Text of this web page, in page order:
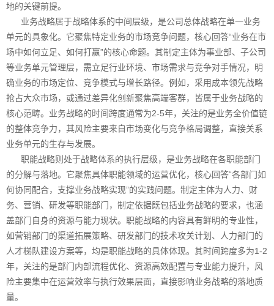
地的关键前提。
业务战略居于战略体系的中间层级，是公司总体战略在单一业务
单元的具象化。它聚焦特定业务的市场竞争问题，核心回答“业务在市
场中如何立足、如何打赢”的核心命题。其制定主体为事业部、子公司
等业务单元管理层，需立足行业环境、市场需求与竞争对手情况，明
确业务的市场定位、竞争模式与增长路径。例如，采用成本领先战略
抢占大众市场，或通过差异化创新聚焦高端客群，皆属于业务战略的
核心范畴。业务战略的时间跨度通常为2-5年，关注的是业务全价值链
的整体竞争力，其风险主要来自市场变化与竞争格局调整，直接关系
业务单元的生存与发展。
职能战略则处于战略体系的执行层级，是业务战略在各职能部门
的分解与落地。它聚焦具体职能领域的运营优化，核心回答“各部门如
何协同配合，支撑业务战略实现”的实践问题。制定主体为人力、财
务、营销、研发等职能部门，制定依据既包括业务战略的要求，也涵
盖部门自身的资源与能力现状。职能战略的内容具有鲜明的专业性，
如营销部门的渠道拓展策略、研发部门的技术攻关计划、人力部门的
人才梯队建设方案等，均是职能战略的具体体现。其时间跨度多为1-2
年，关注的是部门内部流程优化、资源高效配置与专业能力提升，风
险主要集中在运营效率与执行效果层面，直接影响业务战略的落地质
量。